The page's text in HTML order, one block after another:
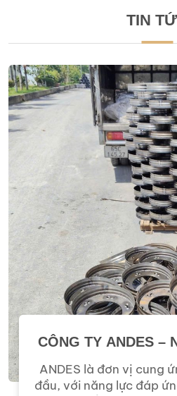
TIN
CÔNG TY ANDES –
MẶT BÍCH CHẤT
DỰ ÁN CÔNG
ANDES là đơn vị cung
đầu, với năng lực đáp